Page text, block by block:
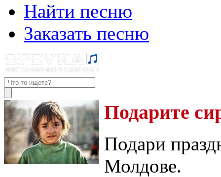
Найти песню
Заказать песню
Подарите
Подари
Молдове.